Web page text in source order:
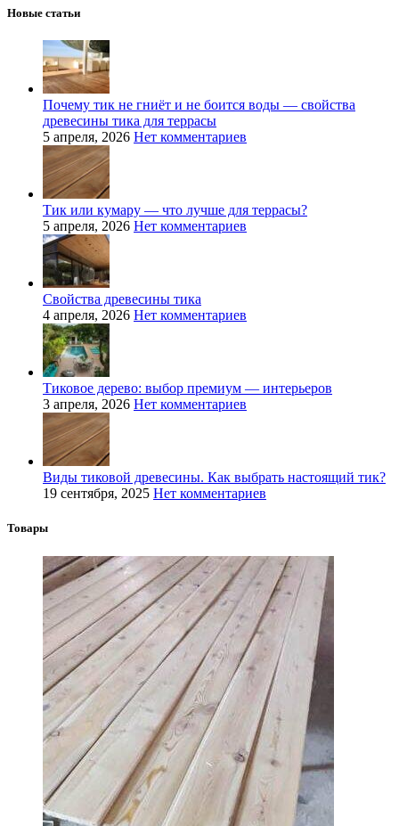
Новые статьи
Почему тик не гниёт и не боится воды — свойства
древесины тика для террасы
5 апреля, 2026 Нет комментариев
Тик или кумару — что лучше для террасы?
5 апреля, 2026 Нет комментариев
Свойства древесины тика
4 апреля, 2026 Нет комментариев
Тиковое дерево: выбор премиум — интерьеров
3 апреля, 2026 Нет комментариев
Виды тиковой древесины. Как выбрать настоящий тик?
19 сентября, 2025 Нет комментариев
Товары